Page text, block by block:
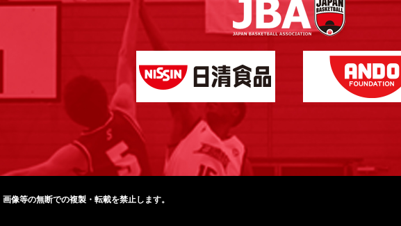
像等の無断での複製・転載を禁止します。